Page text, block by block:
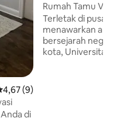
rata-rata 4,67 dari 5, 9
4,67 (9)
di
Rumah Tamu
Terletak di pusat
menawarkan
bersejarah
kota, Universitas